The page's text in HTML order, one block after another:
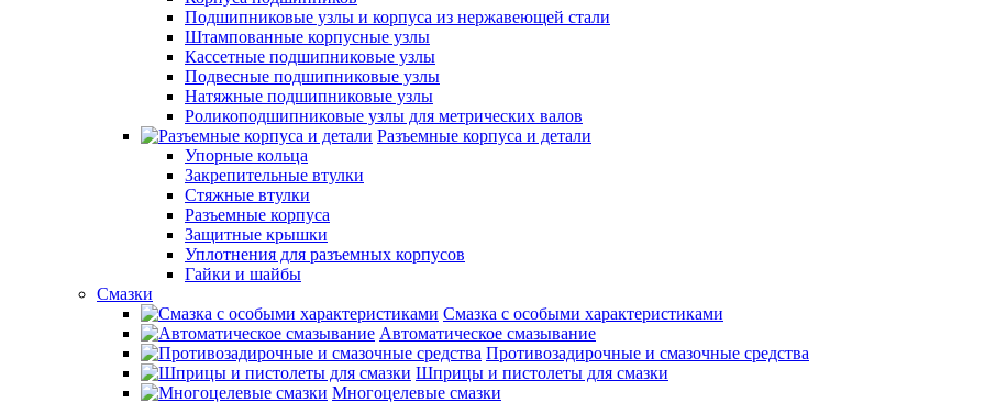
Подшипниковые узлы и корпуса из нержавеющей стали
Штампованные корпусные узлы
Кассетные подшипниковые узлы
Подвесные подшипниковые узлы
Натяжные подшипниковые узлы
Роликоподшипниковые узлы для метрических валов
Разъемные корпуса и детали
Упорные кольца
Закрепительные втулки
Стяжные втулки
Разъемные корпуса
Защитные крышки
Уплотнения для разъемных корпусов
Гайки и шайбы
Смазки
Смазка с особыми характеристиками
Автоматическое смазывание
Противозадирочные и смазочные средства
Шприцы и пистолеты для смазки
Многоцелевые смазки